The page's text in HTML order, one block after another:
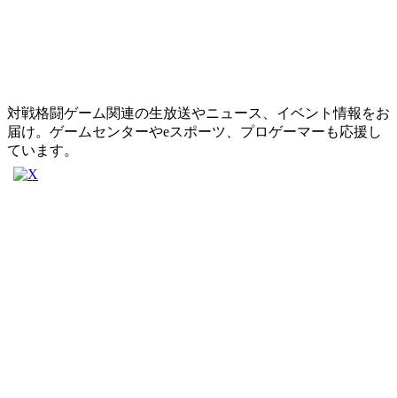
対戦格闘ゲーム関連の生放送やニュース、イベント情報をお
届け。ゲームセンターやeスポーツ、プロゲーマーも応援し
ています。